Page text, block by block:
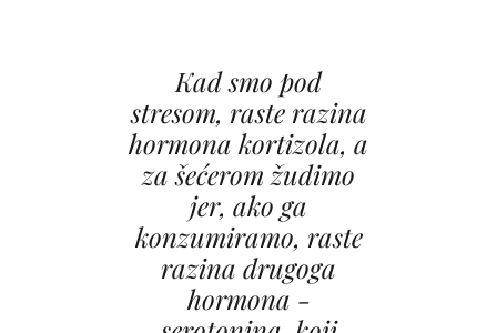
Kad smo pod
stresom, raste razina
hormona kortizola, a
za šećerom žudimo
jer, ako ga
konzumiramo, raste
razina drugoga
hormona -